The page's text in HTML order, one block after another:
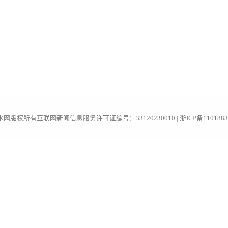
网版权所有互联网新闻信息服务许可证编号：33120230010 | 浙ICP备